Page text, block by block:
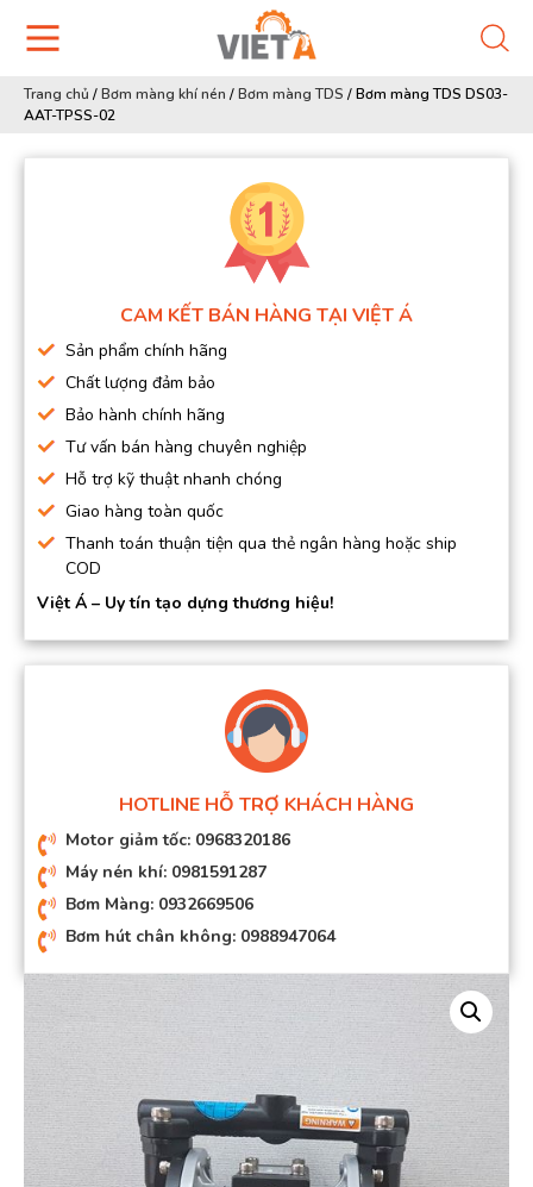
Trang chủ /Bơm màng khí nén /Bơm màng TDS /Bơm màng TDS DS03-
AAT-TPSS-02
CAM KẾT BÁN HÀNG TẠI VIỆT Á
Sản phẩm chính hãng
Chất lượng đảm bảo
Bảo hành chính hãng
Tư vấn bán hàng chuyên nghiệp
Hỗ trợ kỹ thuật nhanh chóng
Giao hàng toàn quốc
Thanh toán thuận tiện qua thẻ ngân hàng hoặc ship
COD
Việt Á – Uy tín tạo dựng thương hiệu!
HOTLINE HỖ TRỢ KHÁCH HÀNG
Motor giảm tốc: 0968320186
Máy nén khí: 0981591287
Bơm Màng: 0932669506
Bơm hút chân không: 0988947064